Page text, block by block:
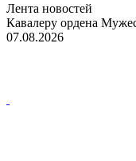
Лента новостей
Кавалеру ордена
07.08.2026